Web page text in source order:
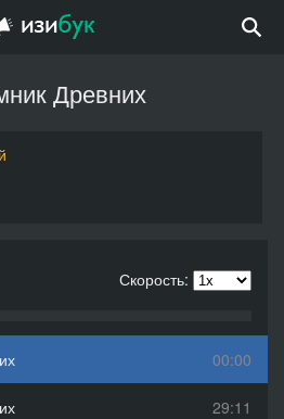
Древних
Скорость:
00:00
29:11